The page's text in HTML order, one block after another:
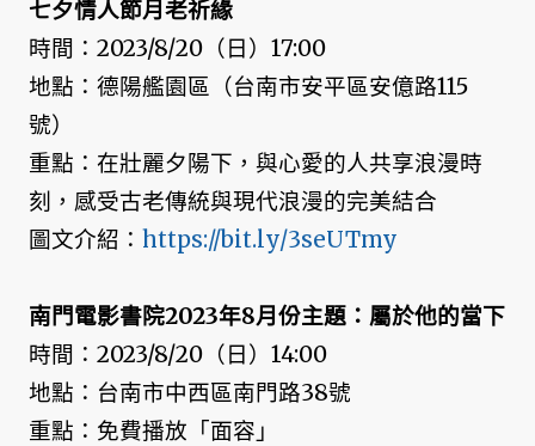
七夕情人節月老祈緣
時間：2023/8/20（日）17:00
地點：德陽艦園區（台南市安平區安億路115
號）
重點：在壯麗夕陽下，與心愛的人共享浪漫時
刻，感受古老傳統與現代浪漫的完美結合
圖文介紹： https://bit.ly/3seUTmy
南門電影書院2023年8月份主題：屬於他的當下
時間：2023/8/20（日）14:00
地點：台南市中西區南門路38號
重點：免費播放「面容」